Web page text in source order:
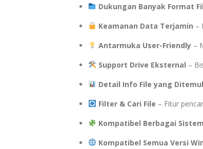
Dukungan Banyak Format
Keamanan Data Terjamin –
Antarmuka User-Friendly–
Support Drive Eksternal –
Detail Info File yang
Filter & Cari File – Fitur
Kompatibel Berbagai
Kompatibel Semua Versi